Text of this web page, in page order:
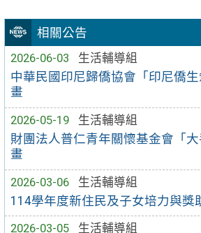
相關公告
2026-06-03
生活輔導組
中華民國印尼歸僑協會「印尼僑
畫
2026-05-19
生活輔導組
財團法人普仁青年關懷基金會「
畫
2026-03-06
生活輔導組
114學年度新住民及子女培力與獎
2026-03-05
生活輔導組